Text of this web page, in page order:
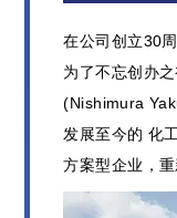
在公司创立30
为了不忘创办
(Nishimura
发展至今的 化
方案型企业，重